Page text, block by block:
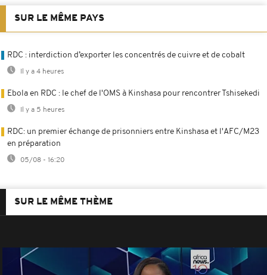
SUR LE MÊME PAYS
RDC : interdiction d’exporter les concentrés de cuivre et de cobalt
Il y a 4 heures
Ebola en RDC : le chef de l'OMS à Kinshasa pour rencontrer Tshisekedi
Il y a 5 heures
RDC: un premier échange de prisonniers entre Kinshasa et l'AFC/M23
en préparation
05/08 - 16:20
SUR LE MÊME THÈME